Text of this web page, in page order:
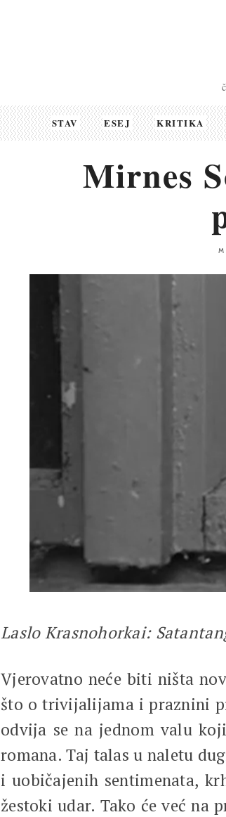
STAV ESEJ KRITIKA
Mirnes
Laslo Krasnohorkai:
Vjerovatno neće biti ništa
što o trivijalijama i praznini
odvija se na jednom valu
romana. Taj talas u naletu
i uobičajenih sentimenata,
žestoki udar. Tako će već na